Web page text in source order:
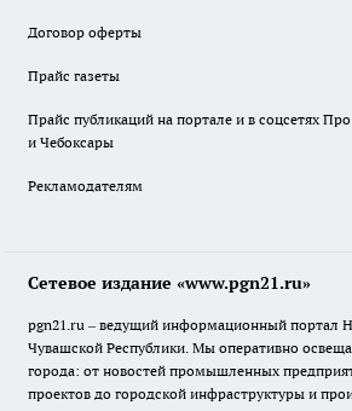
Договор оферты
Прайс газеты
Прайс публикаций на портале и в соцсетях
и Чебоксары
Рекламодателям
Сетевое издание «www.pgn21.ru»
pgn21.ru – ведущий информационный портал
Чувашской Республики. Мы оперативно
города: от новостей промышленных
проектов до городской инфраструктуры и